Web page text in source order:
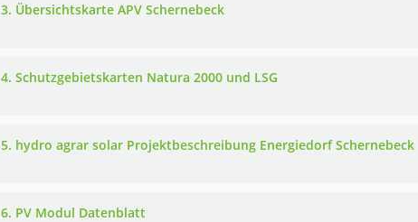
3. Übersichtskarte APV Schernebeck
4. Schutzgebietskarten Natura 2000 und LSG
5. hydro agrar solar Projektbeschreibung Energiedorf Schernebeck
6. PV Modul Datenblatt